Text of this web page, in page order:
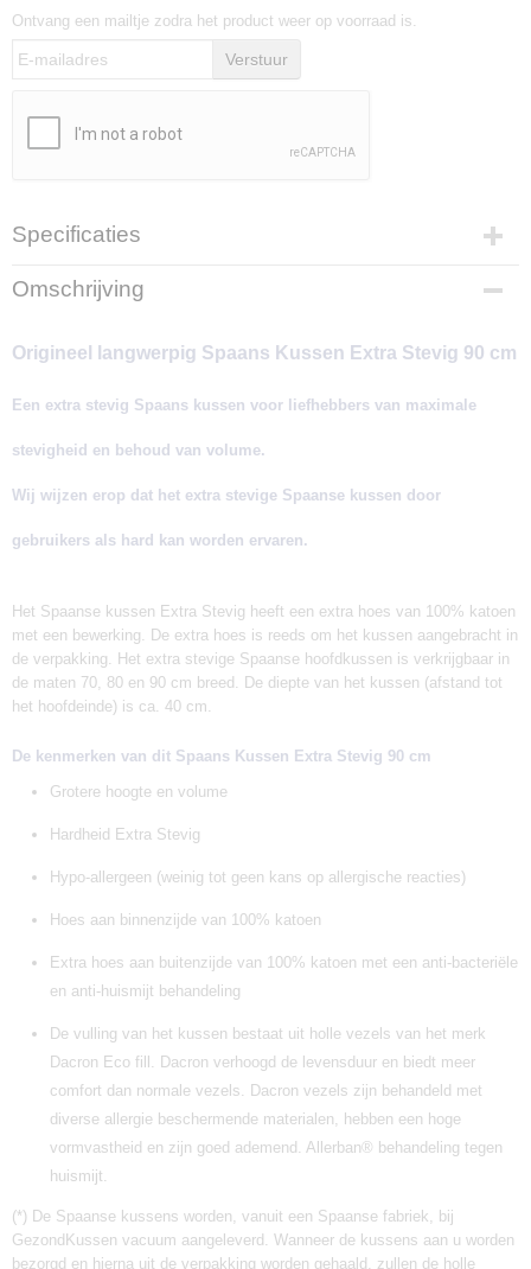
Ontvang een mailtje zodra het product weer op voorraad is.
Verstuur
Specificaties
Productcode
ROCA-90
8423241039356
K01RB40090
90 x 40 x 22 cm
Omschrijving
Origineel langwerpig Spaans Kussen Extra Stevig 90 cm
Een extra stevig Spaans kussen voor liefhebbers van maximale
stevigheid en behoud van volume.
Wij wijzen erop dat het extra stevige Spaanse kussen door
gebruikers als hard kan worden ervaren.
Het Spaanse kussen Extra Stevig heeft een extra hoes van 100% katoen
met een bewerking. De extra hoes is reeds om het kussen aangebracht in
de verpakking. Het extra stevige Spaanse hoofdkussen is verkrijgbaar in
de maten 70, 80 en 90 cm breed. De diepte van het kussen (afstand tot
het hoofdeinde) is ca. 40 cm.
De kenmerken van dit Spaans Kussen Extra Stevig 90 cm
Grotere hoogte en volume
Hardheid Extra Stevig
Hypo-allergeen (weinig tot geen kans op allergische reacties)
Hoes aan binnenzijde van 100% katoen
Extra hoes aan buitenzijde van 100% katoen met een anti-bacteriële
en anti-huismijt behandeling
De vulling van het kussen bestaat uit holle vezels van het merk
Dacron Eco fill. Dacron verhoogd de levensduur en biedt meer
comfort dan normale vezels. Dacron vezels zijn behandeld met
diverse allergie beschermende materialen, hebben een hoge
vormvastheid en zijn goed ademend. Allerban® behandeling tegen
huismijt.
(*) De Spaanse kussens worden, vanuit een Spaanse fabriek, bij
GezondKussen vacuum aangeleverd. Wanneer de kussens aan u worden
bezorgd en hierna uit de verpakking worden gehaald, zullen de holle